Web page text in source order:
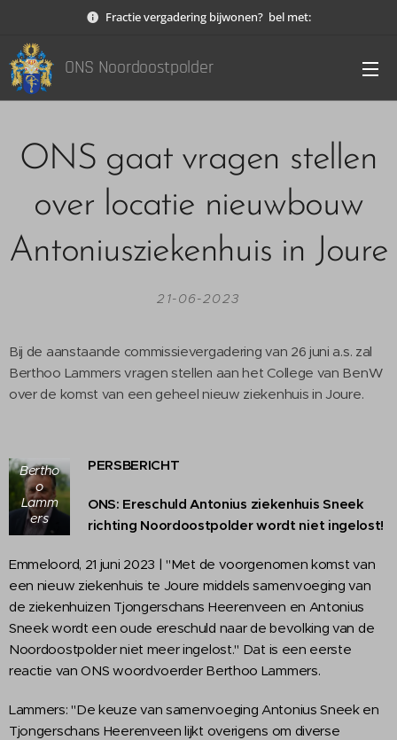
Fractie vergadering bijwonen? bel met:
ONS Noordoostpolder
ONS gaat vragen stellen
over locatie nieuwbouw
Antoniusziekenhuis in Joure
21-06-2023
Bij de aanstaande commissievergadering van 26 juni a.s. zal
Berthoo Lammers vragen stellen aan het College van BenW
over de komst van een geheel nieuw ziekenhuis in Joure.
Bertho
o
Lamm
ers
PERSBERICHT
ONS: Ereschuld Antonius ziekenhuis Sneek
richting Noordoostpolder wordt niet ingelost!
Emmeloord, 21 juni 2023 | "Met de voorgenomen komst van
een nieuw ziekenhuis te Joure middels samenvoeging van
de ziekenhuizen Tjongerschans Heerenveen en Antonius
Sneek wordt een oude ereschuld naar de bevolking van de
Noordoostpolder niet meer ingelost." Dat is een eerste
reactie van ONS woordvoerder Berthoo Lammers.
Lammers: "De keuze van samenvoeging Antonius Sneek en
Tjongerschans Heerenveen lijkt overigens om diverse